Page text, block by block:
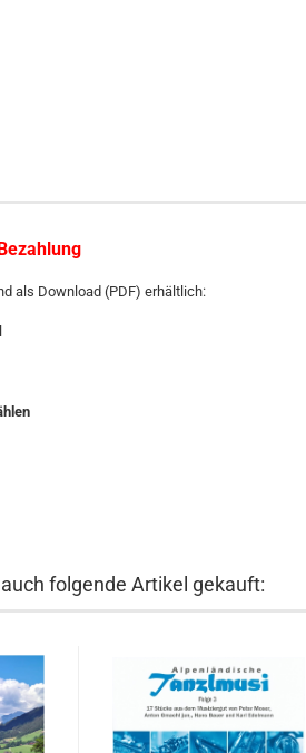
als Download (PDF) erhältlich:
folgende Artikel gekauft: